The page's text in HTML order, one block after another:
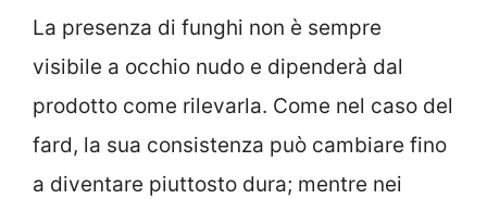
La presenza di funghi non è sempre
visibile a occhio nudo e dipenderà dal
prodotto come rilevarla. Come nel caso del
fard, la sua consistenza può cambiare fino
a diventare piuttosto dura; mentre nei